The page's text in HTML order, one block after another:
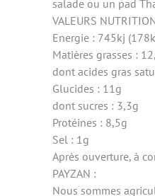
salade ou un pad
VALEURS
Energie : 745kj
Matières grasses :
dont acides gras
Glucides : 11g
dont sucres : 3,3g
Protéines : 8,5g
Sel : 1g
Après ouverture, à
PAYZAN :
Nous sommes